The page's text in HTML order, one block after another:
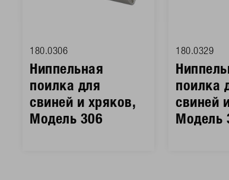
180.0306
Ниппельная
поилка для
свиней и хряков,
Модель 306
180.0329
поилка
свиней
Модель